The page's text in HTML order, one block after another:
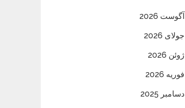
آگوست 2026
جولای 2026
ژوئن 2026
فوریه 2026
دسامبر 2025